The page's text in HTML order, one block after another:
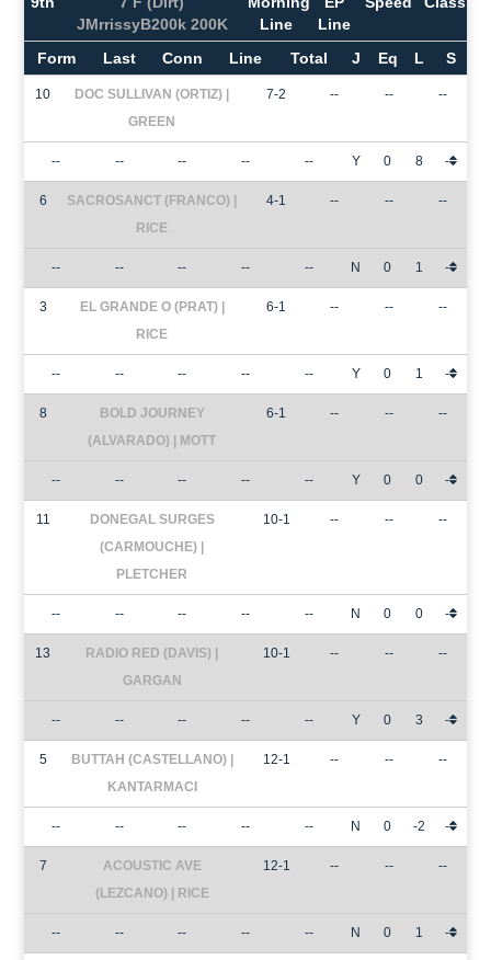
JMrrissyB200k 200K
Line
Line
Form Last Conn Line Total J Eq L S
10
DOC SULLIVAN (ORTIZ) |
GREEN
7-2 -- -- --
-- -- -- -- -- Y 0 8 -
6
SACROSANCT (FRANCO) |
RICE
4-1 -- -- --
-- -- -- -- -- N 0 1 -
3
EL GRANDE O (PRAT) |
RICE
6-1 -- -- --
-- -- -- -- -- Y 0 1 -
8
BOLD JOURNEY
(ALVARADO) | MOTT
6-1 -- -- --
-- -- -- -- -- Y 0 0 -
11
DONEGAL SURGES
(CARMOUCHE) |
PLETCHER
10-1 -- -- --
-- -- -- -- -- N 0 0 -
13
RADIO RED (DAVIS) |
GARGAN
10-1 -- -- --
-- -- -- -- -- Y 0 3 -
5
BUTTAH (CASTELLANO) |
KANTARMACI
12-1 -- -- --
-- -- -- -- -- N 0 -2 -
7
ACOUSTIC AVE
(LEZCANO) | RICE
12-1 -- -- --
-- -- -- -- -- N 0 1 -